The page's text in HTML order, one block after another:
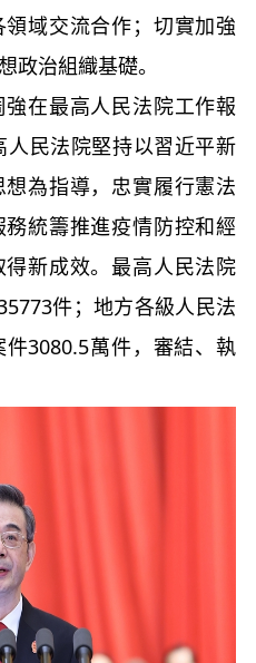
域交流合作；切實加強
政治組織基礎。
在最高人民法院工作報
民法院堅持以習近平新
為指導，忠實履行憲法
統籌推進疫情防控和經
新成效。最高人民法院
件；地方各級人民法
3080.5萬件，審結、執